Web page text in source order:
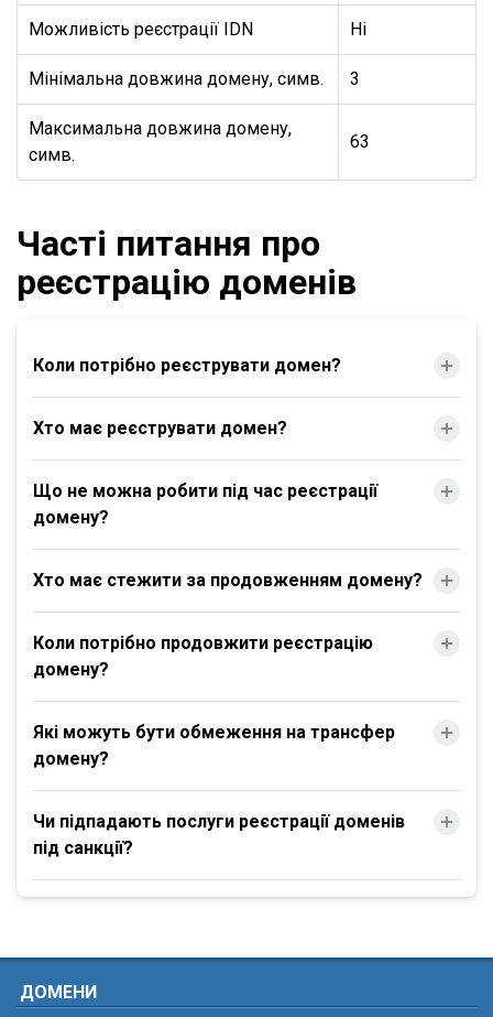
Можливість реєстрації IDN Ні
Мінімальна довжина домену, симв. 3
Максимальна довжина домену,
симв.
63
Часті питання про
реєстрацію доменів
Коли потрібно реєструвати домен?
Хто має реєструвати домен?
Що не можна робити під час реєстрації
домену?
Хто має стежити за продовженням домену?
Коли потрібно продовжити реєстрацію
домену?
Які можуть бути обмеження на трансфер
домену?
Чи підпадають послуги реєстрації доменів
під санкції?
ДОМЕНИ